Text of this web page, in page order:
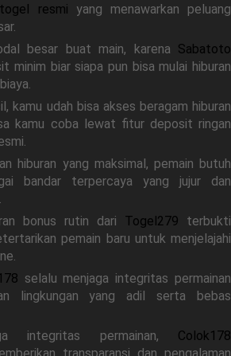
resmi yang menawarkan peluang
besar buat main, karena Sabatoto
minim biar siapa pun bisa mulai hiburan
kamu udah bisa akses beragam hiburan
kamu coba lewat fitur deposit ringan
hiburan yang maksimal, pemain butuh
bandar terpercaya yang jujur dan
bonus rutin dari Togel279 terbukti
pemain baru untuk menjelajahi
selalu menjaga integritas permainan
lingkungan yang adil serta bebas
integritas permainan, Colok178
transparansi dan pengalaman